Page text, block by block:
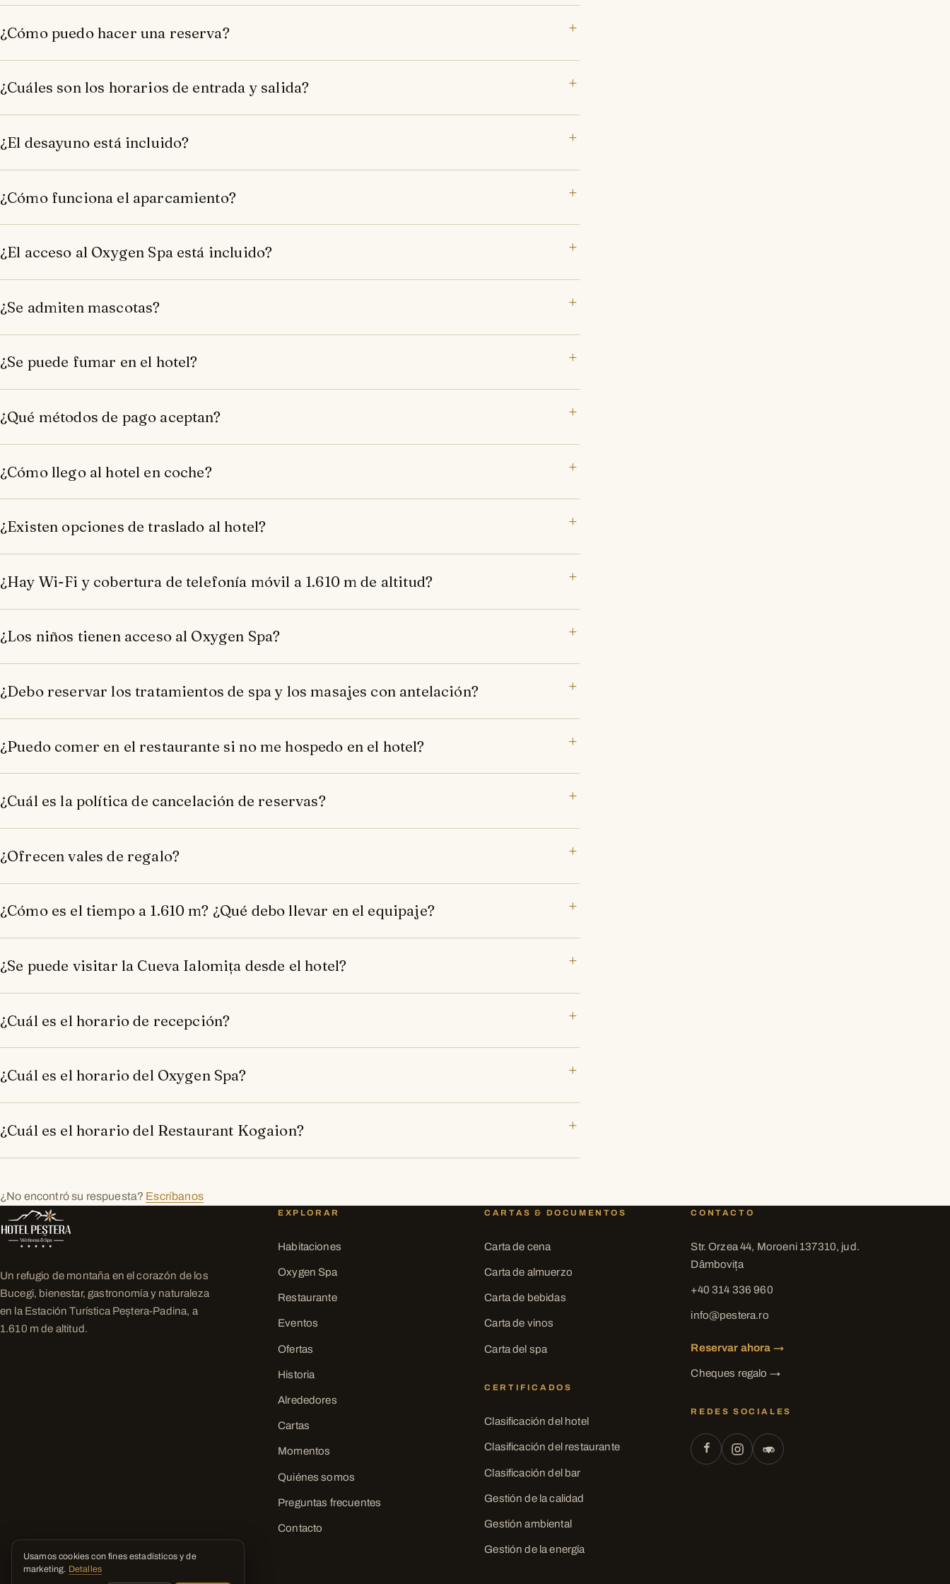
¿Cómo puedo hacer una reserva?
¿Cuáles son los horarios de entrada y salida?
¿El desayuno está incluido?
¿Cómo funciona el aparcamiento?
¿El acceso al Oxygen Spa está incluido?
¿Se admiten mascotas?
¿Se puede fumar en el hotel?
¿Qué métodos de pago aceptan?
¿Cómo llego al hotel en coche?
¿Existen opciones de traslado al hotel?
¿Hay Wi-Fi y cobertura de telefonía móvil a 1.610 m de altitud?
¿Los niños tienen acceso al Oxygen Spa?
¿Debo reservar los tratamientos de spa y los masajes con antelación?
¿Puedo comer en el restaurante si no me hospedo en el hotel?
¿Cuál es la política de cancelación de reservas?
¿Ofrecen vales de regalo?
¿Cómo es el tiempo a 1.610 m? ¿Qué debo llevar en el equipaje?
¿Se puede visitar la Cueva Ialomița desde el hotel?
¿Cuál es el horario de recepción?
¿Cuál es el horario del Oxygen Spa?
¿Cuál es el horario del Restaurant Kogaion?
¿No encontró su respuesta? Escríbanos
Un refugio de montaña en el corazón de los
Bucegi, bienestar, gastronomía y naturaleza
en la Estación Turística Peștera-Padina, a
1.610 m de altitud.
EXPLORAR
Habitaciones
Oxygen Spa
Restaurante
Eventos
Ofertas
Historia
Alrededores
Cartas
Momentos
Quiénes somos
Preguntas frecuentes
Contacto
CARTAS & DOCUMENTOS
Carta de cena
Carta de almuerzo
Carta de bebidas
Carta de vinos
Carta del spa
CERTIFICADOS
Clasificación del hotel
Clasificación del restaurante
Clasificación del bar
Gestión de la calidad
Gestión ambiental
Gestión de la energía
CONTACTO
Str. Orzea 44, Moroeni 137310, jud.
Dâmbovița
+40 314 336 960
info@pestera.ro
Reservar ahora →
Cheques regalo →
REDES SOCIALES
Usamos cookies con fines estadísticos y de
marketing. Detalles